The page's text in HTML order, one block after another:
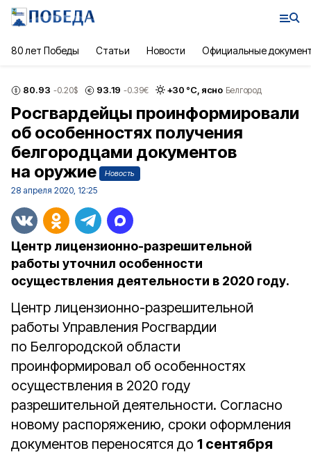
80 лет Победы Статьи Новости Официальные
80.93 -0.20$ 93.19 -0.39€ +30 °С, ясно Белгород
Росгвардейцы проинформировали
об особенностях получения
белгородцами документов
на оружие
Новость
28 апреля 2020, 12:25
Центр лицензионно-разрешительной
работы уточнил особенности
осуществления деятельности в 2020 году.
Центр лицензионно-разрешительной
работы Управления Росгвардии
по Белгородской области
проинформировал об особенностях
осуществления в 2020 году
разрешительной деятельности. Согласно
новому распоряжению, сроки оформления
документов переносятся до 1 сентября